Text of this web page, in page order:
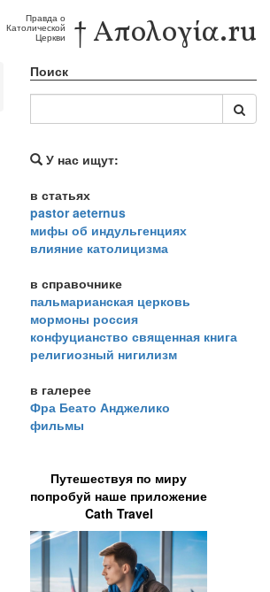
Правда о
Католической
Церкви † Απολογία.ru
Поиск
У нас ищут:
в статьях
pastor aeternus
мифы об индульгенциях
влияние католицизма
в справочнике
пальмарианская церковь
мормоны россия
конфуцианство священная книга
религиозный нигилизм
в галерее
Фра Беато Анджелико
фильмы
Путешествуя по миру
попробуй наше приложение
Cath Travel